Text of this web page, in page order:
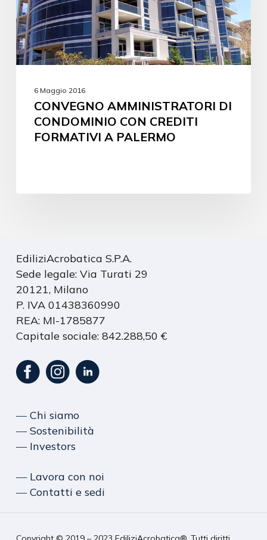
6 Maggio 2016
CONVEGNO AMMINISTRATORI DI
CONDOMINIO CON CREDITI
FORMATIVI A PALERMO
EdiliziAcrobatica S.P.A.
Sede legale: Via Turati 29
20121, Milano
P. IVA 01438360990
REA: MI-1785877
Capitale sociale: 842.288,50 €
― Chi siamo
― Sostenibilità
― Investors
― Lavora con noi
― Contatti e sedi